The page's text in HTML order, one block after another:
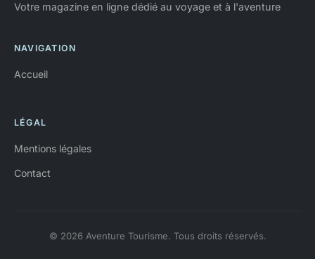
Votre magazine en ligne dédié au voyage et à l'aventure
NAVIGATION
Accueil
LÉGAL
Mentions légales
Contact
© 2026 Aventure Tourisme. Tous droits réservés.